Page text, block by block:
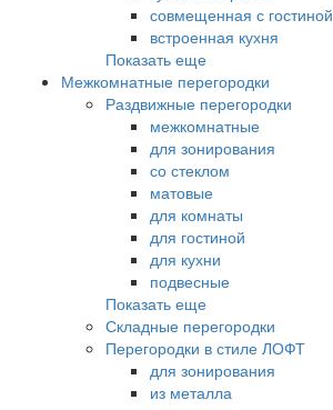
совмещенная с гостиной
встроенная кухня
Показать еще
Межкомнатные перегородки
Раздвижные перегородки
межкомнатные
для зонирования
со стеклом
матовые
для комнаты
для гостиной
для кухни
подвесные
Показать еще
Складные перегородки
Перегородки в стиле ЛОФТ
для зонирования
из металла